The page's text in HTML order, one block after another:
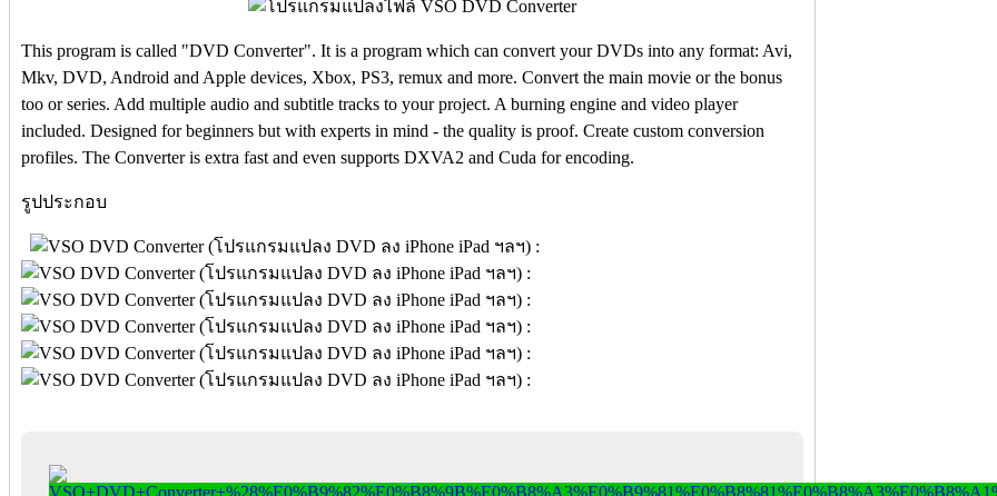
This program is called "DVD Converter". It is a program which can convert your DVDs into any format: Avi,
Mkv, DVD, Android and Apple devices, Xbox, PS3, remux and more. Convert the main movie or the bonus
too or series. Add multiple audio and subtitle tracks to your project. A burning engine and video player
included. Designed for beginners but with experts in mind - the quality is proof. Create custom conversion
profiles. The Converter is extra fast and even supports DXVA2 and Cuda for encoding.
รูปประกอบ